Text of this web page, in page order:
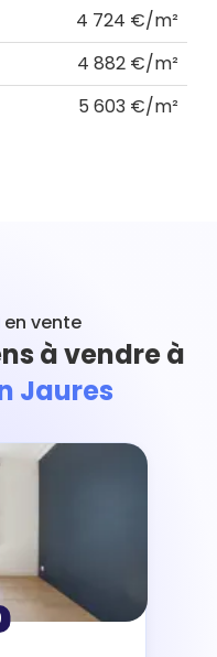
4 724 €/m²
4 882 €/m²
5 603 €/m²
en vente
à vendre à
Jaures